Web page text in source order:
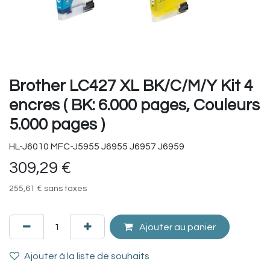
Brother LC427 XL BK/C/M/Y Kit 4
encres ( BK: 6.000 pages, Couleurs
5.000 pages )
HL-J6010 MFC-J5955 J6955 J6957 J6959
309,29 €
255,61 € sans taxes
Ajouter au panier
Ajouter à la liste de souhaits